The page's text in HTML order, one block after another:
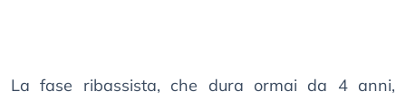
La fase ribassista, che dura ormai da 4 anni,